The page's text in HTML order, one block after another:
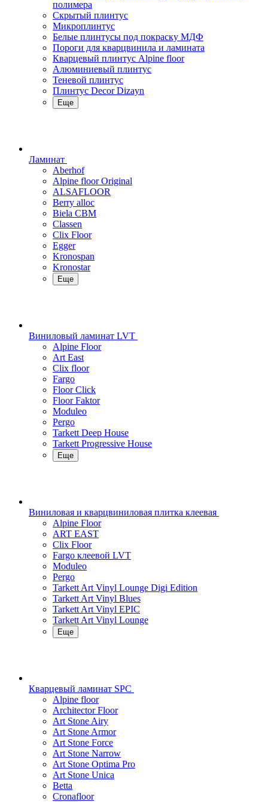
полимера
Скрытый плинтус
Микроплинтус
Белые плинтусы под покраску МДФ
Пороги для кварцвинила и ламината
Кварцевый плинтус Alpine floor
Алюминиевый плинтус
Теневой плинтус
Плинтус Decor Dizayn
Еще
Ламинат
Aberhof
Alpine floor Original
ALSAFLOOR
Berry alloc
Biela CBM
Classen
Clix Floor
Egger
Kronospan
Kronostar
Еще
Виниловый ламинат LVT
Alpine Floor
Art East
Clix floor
Fargo
Floor Click
Floor Faktor
Moduleo
Pergo
Tarkett Deep House
Tarkett Progressive House
Еще
Виниловая и кварцвиниловая плитка клеевая
Alpine Floor
ART EAST
Clix Floor
Fargo клеевой LVT
Moduleo
Pergo
Tarkett Art Vinyl Lounge Digi Edition
Tarkett Art Vinyl Blues
Tarkett Art Vinyl EPIC
Tarkett Art Vinyl Lounge
Еще
Кварцевый ламинат SPC
Alpine floor
Architector Floor
Art Stone Airy
Art Stone Armor
Art Stone Force
Art Stone Narrow
Art Stone Optima Pro
Art Stone Unica
Betta
Cronafloor